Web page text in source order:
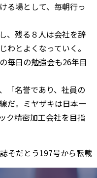
る場として、毎朝行っ
、残る８人は会社を辞
わとよくなっていく。
毎日の勉強会も26年目
「名誉であり、社員の
だ。ミヤザキは日本一
ク精密加工会社を目指
そだとう197号から転載